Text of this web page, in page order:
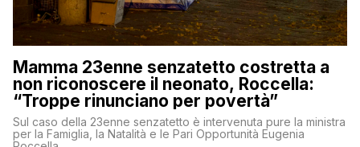
Mamma 23enne senzatetto costretta a
non riconoscere il neonato, Roccella:
“Troppe rinunciano per povertà”
Sul caso della 23enne senzatetto è intervenuta pure la ministra
per la Famiglia, la Natalità e le Pari Opportunità Eugenia